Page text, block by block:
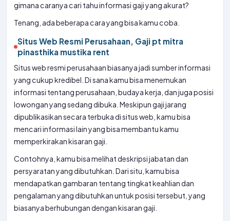
gimana caranya cari tahu informasi gaji yang akurat?
Tenang, ada beberapa cara yang bisa kamu coba.
Situs Web Resmi Perusahaan, Gaji pt mitra
pinasthika mustika rent
Situs web resmi perusahaan biasanya jadi sumber informasi
yang cukup kredibel. Di sana kamu bisa menemukan
informasi tentang perusahaan, budaya kerja, dan juga posisi
lowongan yang sedang dibuka. Meskipun gaji jarang
dipublikasikan secara terbuka di situs web, kamu bisa
mencari informasi lain yang bisa membantu kamu
memperkirakan kisaran gaji.
Contohnya, kamu bisa melihat deskripsi jabatan dan
persyaratan yang dibutuhkan. Dari situ, kamu bisa
mendapatkan gambaran tentang tingkat keahlian dan
pengalaman yang dibutuhkan untuk posisi tersebut, yang
biasanya berhubungan dengan kisaran gaji.